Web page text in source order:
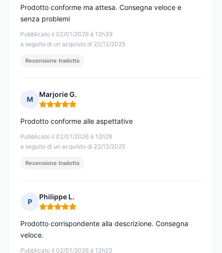
Pubblicato il 02/01/2026 à 12h39
a seguito di un acquisto di 22/12/2025
Prodotto conforme ma attesa. Consegna veloce e
senza problemi
Recensione tradotta
M
Marjorie G.
Nota: 5 su 5
Pubblicato il 02/01/2026 à 12h28
a seguito di un acquisto di 22/12/2025
Prodotto conforme alle aspettative
Recensione tradotta
P
Philippe L.
Nota: 5 su 5
Pubblicato il 02/01/2026 à 12h23
Prodotto corrispondente alla descrizione. Consegna
veloce.